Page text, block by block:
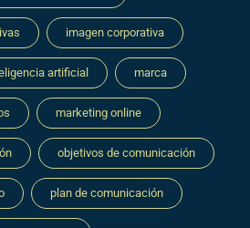
imagen corporativa
artificial marca
marketing online
objetivos de comunicación
plan de comunicación